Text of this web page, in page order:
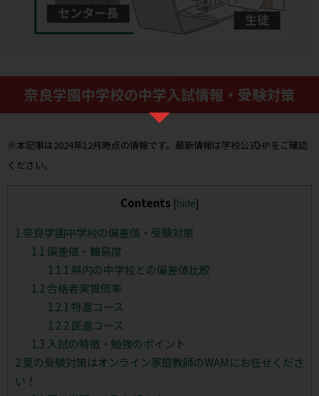
奈良学園中学校の中学入試情報・受験対策
※本記事は2024年12月時点の情報です。最新情報は学校公式HPをご確認
ください。
Contents [hide]
1 奈良学園中学校の偏差値・受験対策
1.1 偏差値・難易度
1.1.1 県内の中学校との偏差値比較
1.2 合格者実質倍率
1.2.1 特進コース
1.2.2 医進コース
1.3 入試の特徴・勉強のポイント
2 夏の受験対策はオンライン家庭教師のWAMにお任せくださ
い！